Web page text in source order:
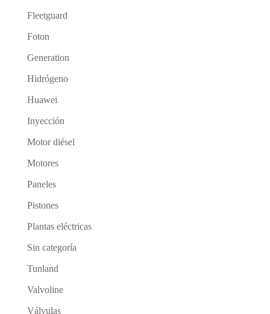
Fleetguard
Foton
Generation
Hidrógeno
Huawei
Inyección
Motor diésel
Motores
Paneles
Pistones
Plantas eléctricas
Sin categoría
Tunland
Valvoline
Válvulas